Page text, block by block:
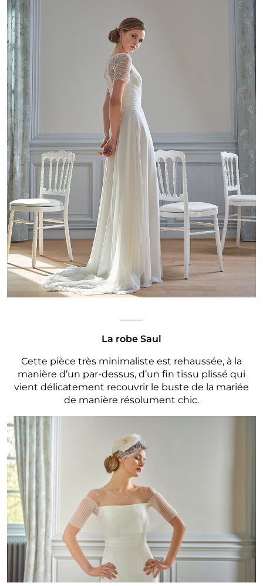
La robe Saul
Cette pièce très minimaliste est rehaussée, à la
manière d’un par-dessus, d’un fin tissu plissé qui
vient délicatement recouvrir le buste de la mariée
de manière résolument chic.